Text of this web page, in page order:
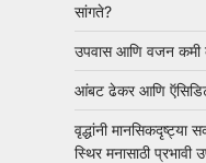
सांगते?
उपवास आणि वजन कमी
आंबट ढेकर आणि
वृद्धांनी मानसिकदृष्ट्या
स्थिर मनासाठी प्रभावी